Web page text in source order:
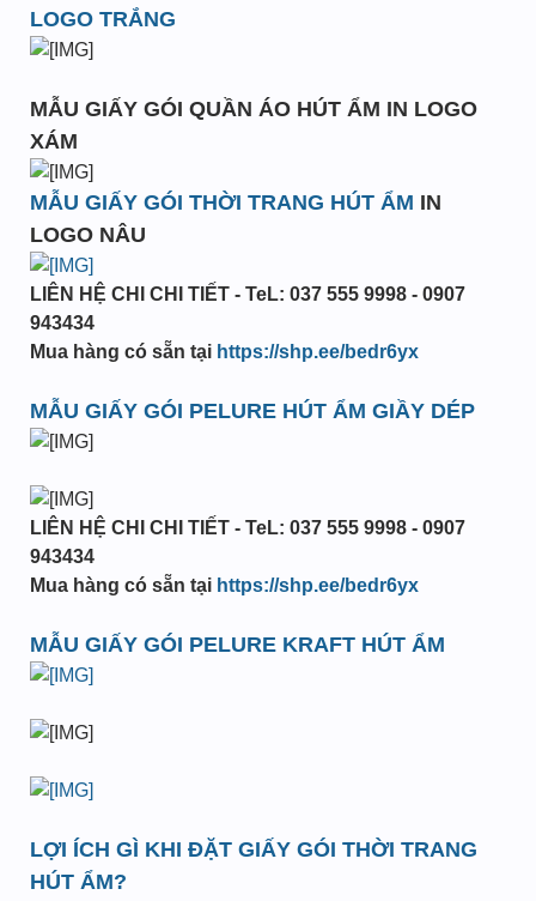
LOGO TRẮNG
MẪU GIẤY GÓI QUẦN ÁO HÚT ẨM IN LOGO
XÁM
MẪU GIẤY GÓI THỜI TRANG HÚT ẨM IN
LOGO NÂU
LIÊN HỆ CHI CHI TIẾT - TeL: 037 555 9998 - 0907
943434
Mua hàng có sẵn tại https://shp.ee/bedr6yx
MẪU GIẤY GÓI PELURE HÚT ẨM GIẦY DÉP
LIÊN HỆ CHI CHI TIẾT - TeL: 037 555 9998 - 0907
943434
Mua hàng có sẵn tại https://shp.ee/bedr6yx
MẪU GIẤY GÓI PELURE KRAFT HÚT ẨM
LỢI ÍCH GÌ KHI ĐẶT GIẤY GÓI THỜI TRANG
HÚT ẨM?